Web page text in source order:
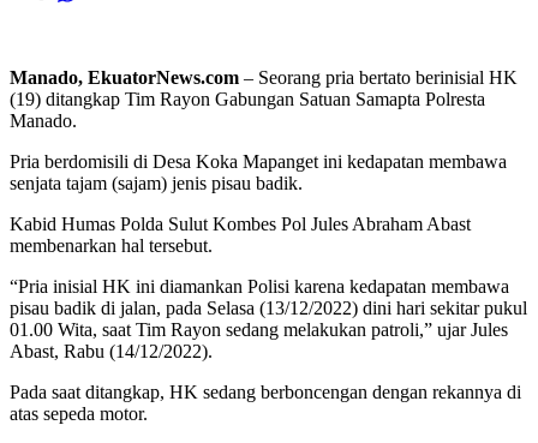
Manado, EkuatorNews.com – Seorang pria bertato berinisial HK
(19) ditangkap Tim Rayon Gabungan Satuan Samapta Polresta
Manado.
Pria berdomisili di Desa Koka Mapanget ini kedapatan membawa
senjata tajam (sajam) jenis pisau badik.
Kabid Humas Polda Sulut Kombes Pol Jules Abraham Abast
membenarkan hal tersebut.
“Pria inisial HK ini diamankan Polisi karena kedapatan membawa
pisau badik di jalan, pada Selasa (13/12/2022) dini hari sekitar pukul
01.00 Wita, saat Tim Rayon sedang melakukan patroli,” ujar Jules
Abast, Rabu (14/12/2022).
Pada saat ditangkap, HK sedang berboncengan dengan rekannya di
atas sepeda motor.